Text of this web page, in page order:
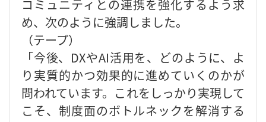
コミュニティとの連携を強化するよう求
め、次のように強調しました。
（テープ）
「今後、DXやAI活用を、どのように、よ
り実質的かつ効果的に進めていくのかが
問われています。これをしっかり実現して
こそ、制度面のボトルネックを解消する